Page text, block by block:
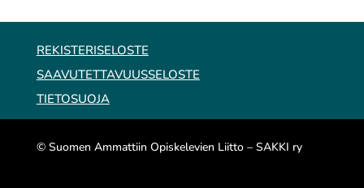
REKISTERISELOSTE
SAAVUTETTAVUUSSELOSTE
TIETOSUOJA
© Suomen Ammattiin Opiskelevien Liitto – SAKKI ry